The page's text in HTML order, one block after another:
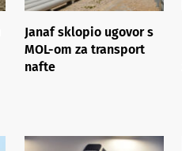
Janaf sklopio ugovor s
MOL-om za transport
nafte